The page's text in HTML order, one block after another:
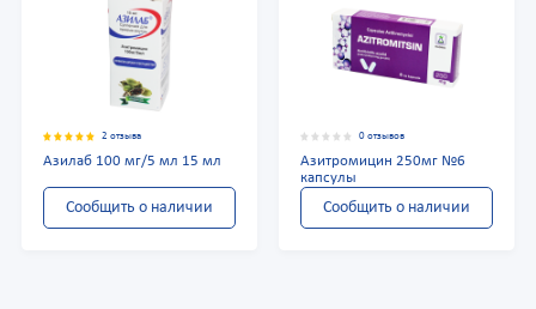
2 отзыва
Азилаб 100 мг/5 мл 15 мл
Сообщить о наличии
0 отзывов
Азитромицин 250мг №6
капсулы
Сообщить о наличии